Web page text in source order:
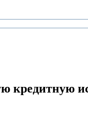
кредитную